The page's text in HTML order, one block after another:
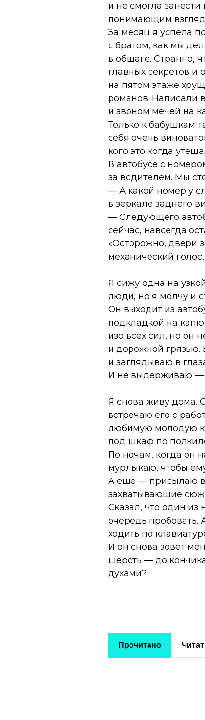
и не смогла
понимающим
За месяц я успела
с братом, как мы
в общаге. Странно,
главных секретов и
на пятом этаже
романов. Написали
и звоном мечей на
Только к бабушкам
себя очень
кого это когда
В автобусе с
за водителем. Мы
— А какой номер у
в зеркале заднего
— Следующего
сейчас, навсегда
«Осторожно, двери
механический
Я сижу одна на
люди, но я молчу и
Он выходит из
подкладкой на
изо всех сил, но он
и дорожной грязью.
и заглядываю в
И не выдерживаю —
Я снова живу дома.
встречаю его с
любимую молодую
под шкаф по
По ночам, когда он
мурлыкаю, чтобы
А ещё — присылаю в
захватывающие
Сказал, что один из
очередь пробовать.
ходить по
И он снова зовёт
шерсть — до
духами?
Прочитано